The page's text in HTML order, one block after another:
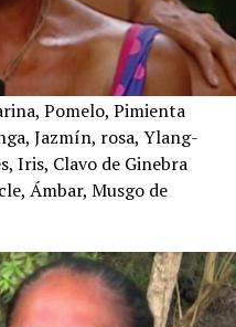
Pomelo, Pimienta
Jazmín, rosa, Ylang-
Iris, Clavo de Ginebra
Ámbar, Musgo de